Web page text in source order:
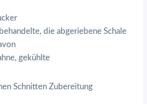
die abgeriebene Schale
gekühlte
Schnitten Zubereitung